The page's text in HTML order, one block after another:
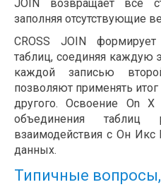
JOIN возвращает все
заполняя отсутствующие
CROSS JOIN
таблиц, соединяя каждую
каждой записью
позволяют применять
другого. Освоение On
объединения таблиц
взаимодействия с Он Икс
данных.
Типичные